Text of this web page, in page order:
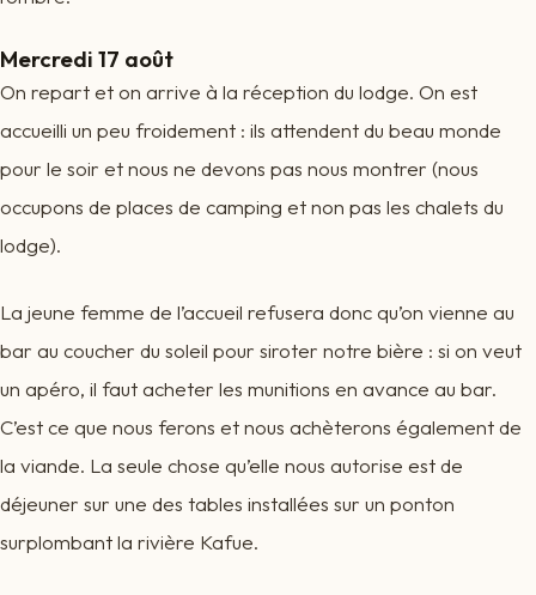
Mercredi 17 août
On repart et on arrive à la réception du lodge. On est
accueilli un peu froidement : ils attendent du beau monde
pour le soir et nous ne devons pas nous montrer (nous
occupons de places de camping et non pas les chalets du
lodge).
La jeune femme de l’accueil refusera donc qu’on vienne au
bar au coucher du soleil pour siroter notre bière : si on veut
un apéro, il faut acheter les munitions en avance au bar.
C’est ce que nous ferons et nous achèterons également de
la viande. La seule chose qu’elle nous autorise est de
déjeuner sur une des tables installées sur un ponton
surplombant la rivière Kafue.